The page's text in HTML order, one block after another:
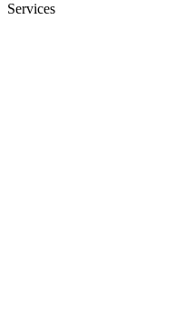
Services